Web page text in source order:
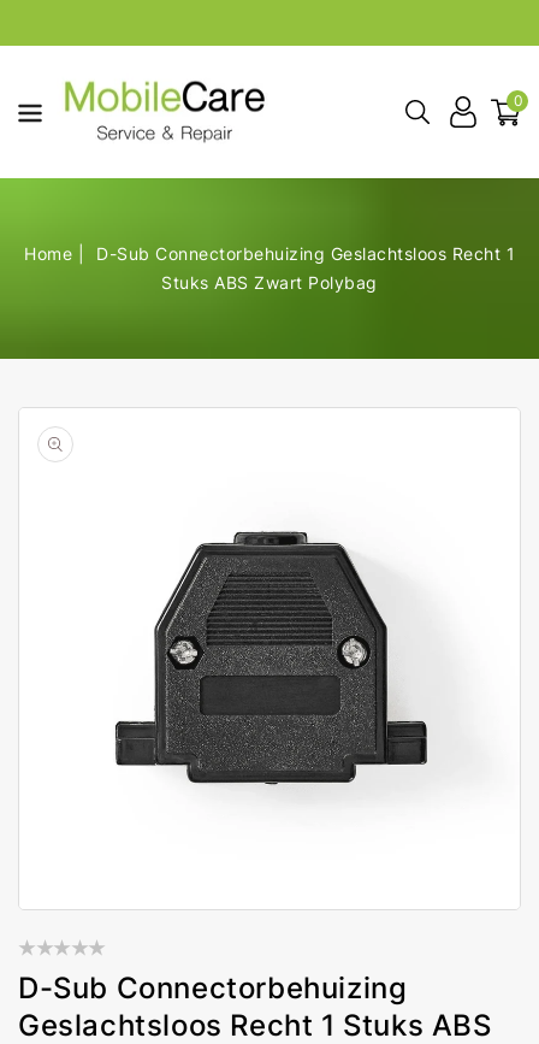
0
Home
D-Sub Connectorbehuizing Geslachtsloos Recht 1
Stuks ABS Zwart Polybag
D-Sub Connectorbehuizing
Geslachtsloos Recht 1 Stuks ABS